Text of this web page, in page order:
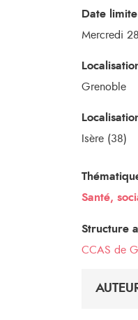
Date
Mercredi
Grenoble
Isère (38)
Santé,
Structure
CCAS de